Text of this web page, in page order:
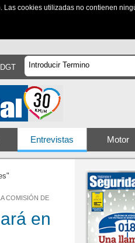
cookies utilizadas no contienen
Entrevistas Motor
COMISIÓN DE
en